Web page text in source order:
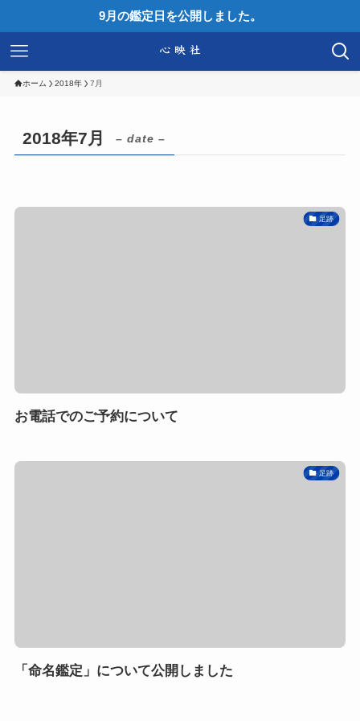
9月の鑑定日を公開しました。
ホーム 2018年 7月
2018年7月 – date –
足跡
お電話でのご予約について
足跡
「命名鑑定」について公開しました